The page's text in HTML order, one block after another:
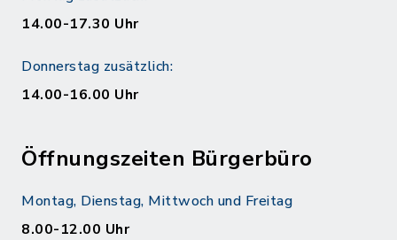
14.00-17.30 Uhr
Donnerstag zusätzlich:
14.00-16.00 Uhr
Öffnungszeiten Bürgerbüro
Montag, Dienstag, Mittwoch und Freitag
8.00-12.00 Uhr